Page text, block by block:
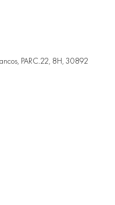
PARC.22, 8H, 30892